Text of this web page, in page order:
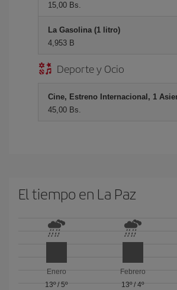
15,00 Bs.
La Gasolina (1 litro)
4,953 B
Deporte y Ocio
Cine, Estreno Internacional, 1
45,00 Bs.
El tiempo en La Paz
Enero
13º/5º
Febrero
13º/ 4º